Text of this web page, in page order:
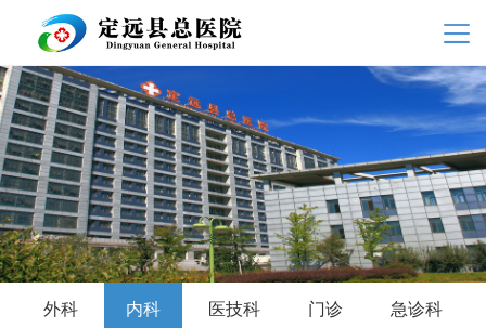
外科 内科 医技科 门诊 急诊科